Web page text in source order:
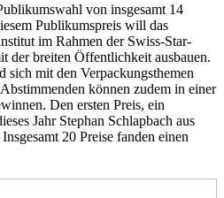
von insgesamt 14
Publikumspreis will das
im Rahmen der Swiss-Star-
der breiten Öffentlichkeit ausbauen.
sich mit den Verpackungsthemen
können zudem in einer
Den ersten Preis, ein
Jahr Stephan Schlapbach aus
20 Preise fanden einen